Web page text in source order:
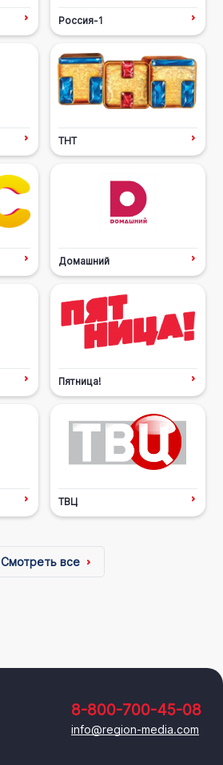
Россия-1
ТНТ
Домашний
Пятница!
ТВЦ
Смотреть все
8-800-700-45-08
info@region-media.com